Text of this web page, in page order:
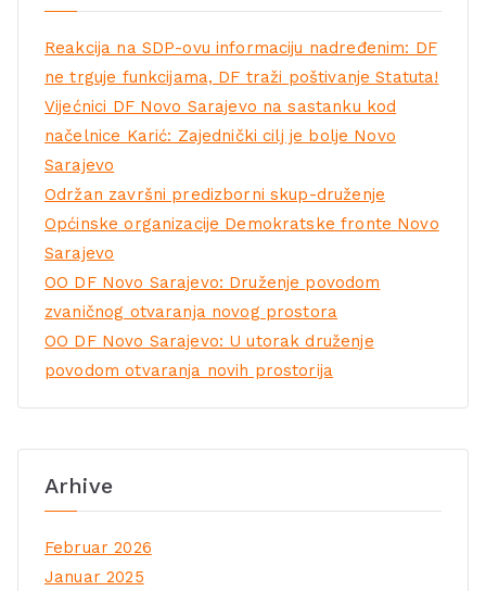
Reakcija na SDP-ovu informaciju nadređenim: DF
ne trguje funkcijama, DF traži poštivanje Statuta!
Vijećnici DF Novo Sarajevo na sastanku kod
načelnice Karić: Zajednički cilj je bolje Novo
Sarajevo
Održan završni predizborni skup-druženje
Općinske organizacije Demokratske fronte Novo
Sarajevo
OO DF Novo Sarajevo: Druženje povodom
zvaničnog otvaranja novog prostora
OO DF Novo Sarajevo: U utorak druženje
povodom otvaranja novih prostorija
Arhive
Februar 2026
Januar 2025